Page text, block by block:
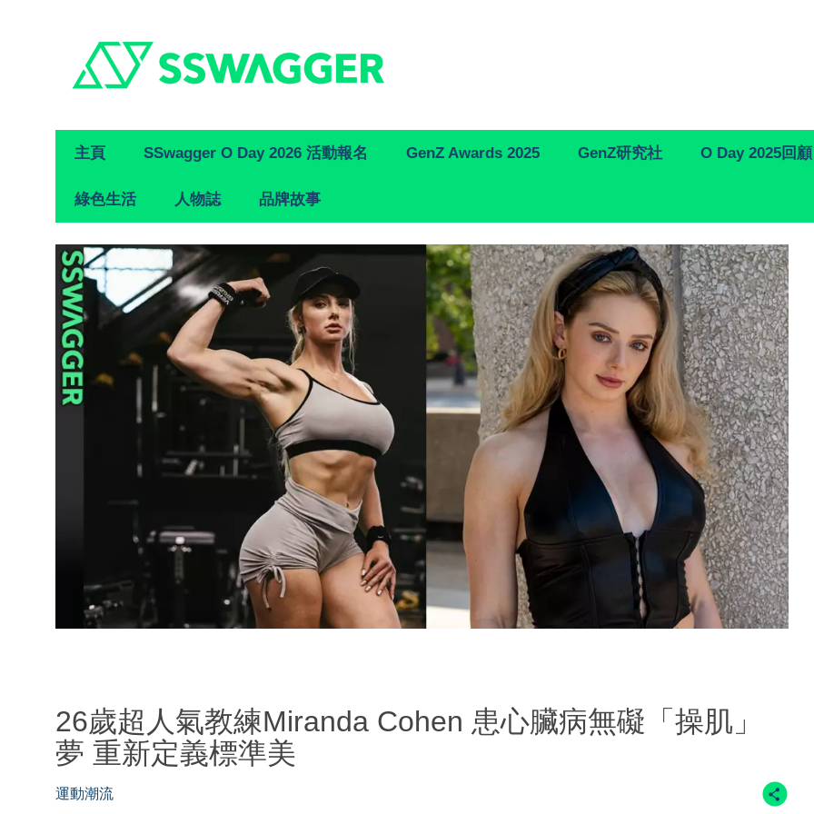
Primary
Navigation
主頁 SSwagger O Day 2026 活動報名 GenZ Awards 2025 GenZ研究社 O Day 2025回顧
綠色生活 人物誌 品牌故事
26歲超人氣教練Miranda Cohen 患心臟病無礙「操肌」
夢 重新定義標準美
運動潮流